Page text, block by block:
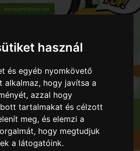
használ
és egyéb nyomkövető
alkalmaz, hogy javítsa a
azzal hogy
tartalmakat és célzott
meg, és elemzi a
hogy megtudjuk
a látogatóink.
Milotai intenzív M10-37